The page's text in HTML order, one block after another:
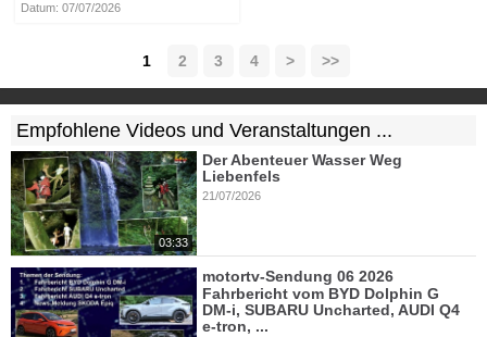
Datum: 07/07/2026
1 2 3 4 > >>
Empfohlene Videos und Veranstaltungen ...
03:33
Der Abenteuer Wasser Weg
Liebenfels
21/07/2026
motortv-Sendung 06 2026
Fahrbericht vom BYD Dolphin G
DM-i, SUBARU Uncharted, AUDI Q4
e-tron, ...